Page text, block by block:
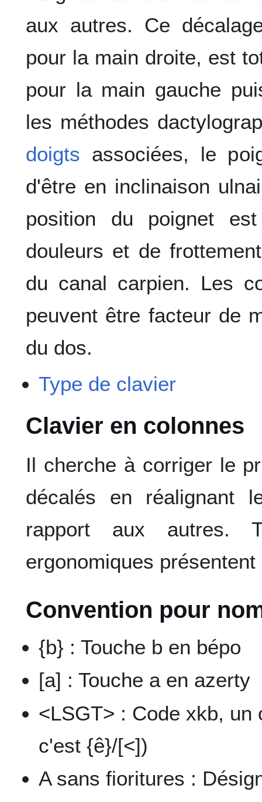
aux autres. Ce
pour la main droite, est
pour la main gauche
les méthodes
doigts associées, le
d'être en inclinaison
position du poignet
douleurs et de
du canal carpien. Les
peuvent être facteur de
du dos.
Type de clavier
Clavier en colonnes
Il cherche à corriger le
décalés en réalignant
rapport aux autres.
ergonomiques
Convention pour
{b} : Touche b en bépo
[a] : Touche a en azerty
<LSGT> : Code xkb,
c'est {ê}/[<])
A sans fioritures :